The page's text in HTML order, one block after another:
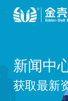
新闻中
获取最新